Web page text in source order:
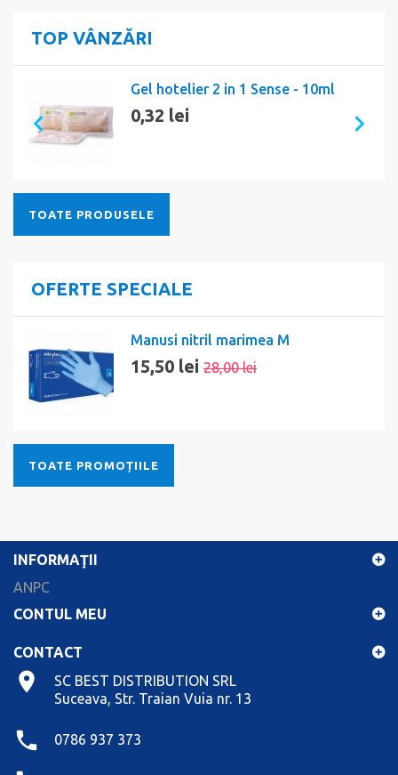
TOP VÂNZĂRI
Gel hotelier 2 in 1 Sense - 10ml
0,32 lei
TOATE PRODUSELE
OFERTE SPECIALE
Manusi nitril marimea M
15,50 lei 28,00 lei
TOATE PROMOȚIILE
INFORMAŢII
ANPC
CONTUL MEU
CONTACT
SC BEST DISTRIBUTION SRL
Suceava, Str. Traian Vuia nr. 13
0786 937 373